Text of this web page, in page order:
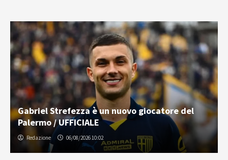
Gabriel Strefezza è un nuovo giocatore del
Palermo / UFFICIALE
Redazione 06/08/2026 10:02